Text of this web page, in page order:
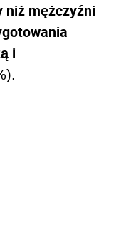
niż mężczyźni
i